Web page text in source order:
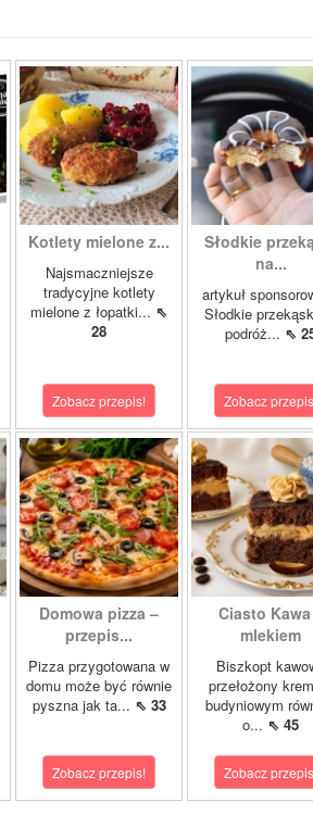
Kotlety mielone z...
Najsmaczniejsze
tradycyjne kotlety
mielone z łopatki... ⇖
28
Zobacz przepis!
Słodkie
na...
artykuł
Słodkie
podróż... ⇖
Zobacz
Domowa pizza –
przepis...
Pizza przygotowana w
domu może być równie
pyszna jak ta... ⇖ 33
Zobacz przepis!
Ciasto
mlekiem
Biszkopt
przełożony
budyniowym
o... ⇖ 45
Zobacz